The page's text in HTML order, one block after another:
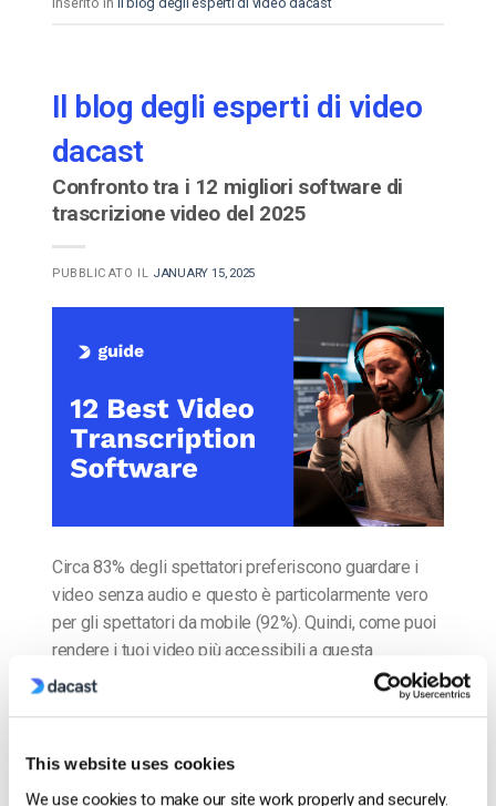
This website uses cookies
We use cookies to make our site work properly and securely.
Il blog degli esperti di video
dacast
Confronto tra i 12 migliori software di
trascrizione video del 2025
PUBBLICATO IL JANUARY 15, 2025
Circa 83% degli spettatori preferiscono guardare i
video senza audio e questo è particolarmente vero
per gli spettatori da mobile (92%). Quindi, come puoi
rendere i tuoi video più accessibili a questa
maggioranza silenziosa? Con il software di
trascrizione video. Questi strumenti ti permettono di
didascalie chiuse descrittive […]